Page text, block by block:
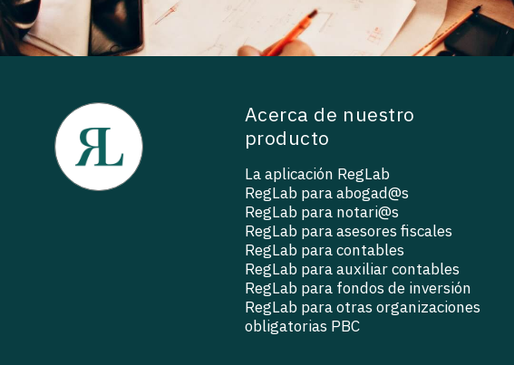
Acerca de nuestro
producto
La aplicación RegLab
RegLab para abogad@s
RegLab para notari@s
RegLab para asesores fiscales
RegLab para contables
RegLab para auxiliar contables
RegLab para fondos de inversión
RegLab para otras organizaciones
obligatorias PBC